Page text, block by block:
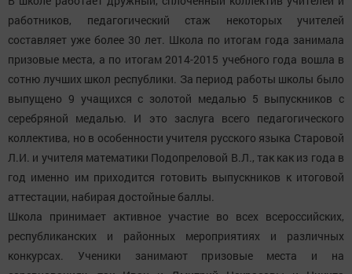
работников, педагогический стаж некоторых учителей
составляет уже более 30 лет. Школа по итогам года занимала
призовые места, а по итогам 2014-2015 учебного года вошла в
сотню лучших школ республики. За период работы школы было
выпущено 9 учащихся с золотой медалью 5 выпускников с
серебряной медалью. И это заслуга всего педагогического
коллектива, но в особенности учителя русского языка Старовой
Л.И. и учителя математики Подопреловой В.Л., так как из года в
год именно им приходится готовить выпускников к итоговой
аттестации, набирая достойные баллы.
Школа принимает активное участие во всех всероссийских,
республиканских и районных мероприятиях и различных
конкурсах. Ученики занимают призовые места и на